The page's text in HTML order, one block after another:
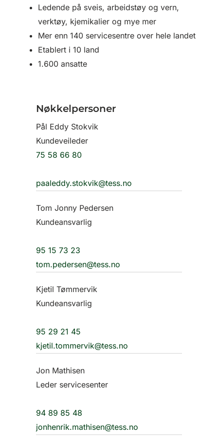
Ledende på sveis, arbeidstøy og vern,
verktøy, kjemikalier og mye mer
Mer enn 140 servicesentre over hele landet
Etablert i 10 land
1.600 ansatte
Nøkkelpersoner
Pål Eddy Stokvik
Kundeveileder
75 58 66 80
paaleddy.stokvik@tess.no
Tom Jonny Pedersen
Kundeansvarlig
95 15 73 23
tom.pedersen@tess.no
Kjetil Tømmervik
Kundeansvarlig
95 29 21 45
kjetil.tommervik@tess.no
Jon Mathisen
Leder servicesenter
94 89 85 48
jonhenrik.mathisen@tess.no